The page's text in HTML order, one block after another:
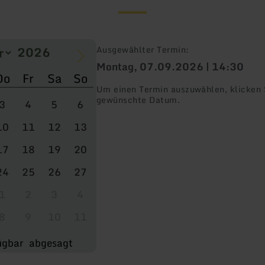
Fr Sa So
4 5
6
11 12
13
18 19
20
25 26
27
abgesagt
Ausgewählter Termin:
Montag, 07.09.2026 | 14:30
Um einen Termin auszuwählen,
gewünschte Datum.